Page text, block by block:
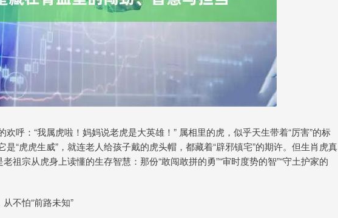
呼：“我属虎啦！妈妈说老虎是大英雄！” 属相里的虎，似乎天生带着“厉害”的标
“虎虎生威”，就连老人给孩子戴的虎头帽，都藏着“辟邪镇宅”的期许。但生肖虎真
祖宗从虎身上读懂的生存智慧：那份“敢闯敢拼的勇”“审时度势的智”“守土护家的
不怕“前路未知”